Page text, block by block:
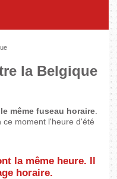
la Belgique
même fuseau horaire
ce moment l'heure d'été
la même heure. Il
horaire.